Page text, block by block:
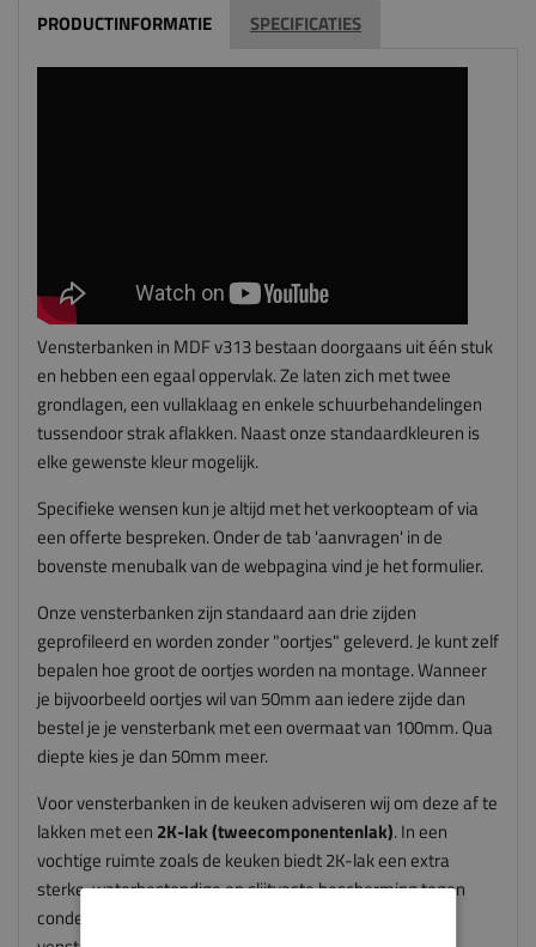
PRODUCTINFORMATIE SPECIFICATIES
Vensterbanken in MDF v313 bestaan doorgaans uit één stuk
en hebben een egaal oppervlak. Ze laten zich met twee
grondlagen, een vullaklaag en enkele schuurbehandelingen
tussendoor strak aflakken. Naast onze standaardkleuren is
elke gewenste kleur mogelijk.
Specifieke wensen kun je altijd met het verkoopteam of via
een offerte bespreken. Onder de tab 'aanvragen' in de
bovenste menubalk van de webpagina vind je het formulier.
Onze vensterbanken zijn standaard aan drie zijden
geprofileerd en worden zonder "oortjes" geleverd. Je kunt zelf
bepalen hoe groot de oortjes worden na montage. Wanneer
je bijvoorbeeld oortjes wil van 50mm aan iedere zijde dan
bestel je je vensterbank met een overmaat van 100mm. Qua
diepte kies je dan 50mm meer.
Voor vensterbanken in de keuken adviseren wij om deze af te
lakken met een 2K-lak (tweecomponentenlak). In een
vochtige ruimte zoals de keuken biedt 2K-lak een extra
sterke, waterbestendige en slijtvaste bescherming tegen
condens, spatwater en intensief gebruik. Zo blijft uw